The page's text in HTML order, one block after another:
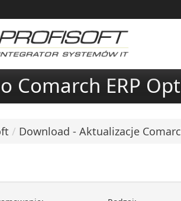
Comarch ERP
/ Download - Aktualizacje